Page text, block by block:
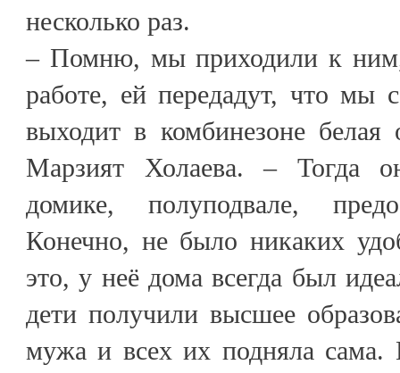
несколько раз.
– Помню, мы приходили к ним,
работе, ей передадут, что мы
выходит в комбинезоне белая
Марзият Холаева. – Тогда
домике, полуподвале,
Конечно, не было никаких
это, у неё дома всегда был
дети получили высшее
мужа и всех их подняла сама.